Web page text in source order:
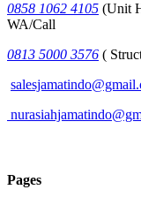
0858 1062 4105 (Unit
WA/Call
0813 5000 3576 (
Pages